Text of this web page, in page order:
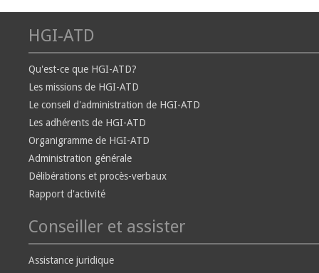
HGI-ATD
Qu'est-ce que HGI-ATD?
Les missions de HGI-ATD
Le conseil d'administration de HGI-ATD
Les adhérents de HGI-ATD
Organigramme de HGI-ATD
Administration générale
Délibérations et procès-verbaux
Rapport d'activité
Conseiller et assister
Assistance juridique